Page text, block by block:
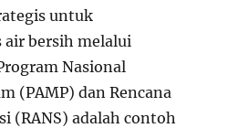
untuk
bersih melalui
Nasional
(PAMP) dan Rencana
(RANS) adalah contoh